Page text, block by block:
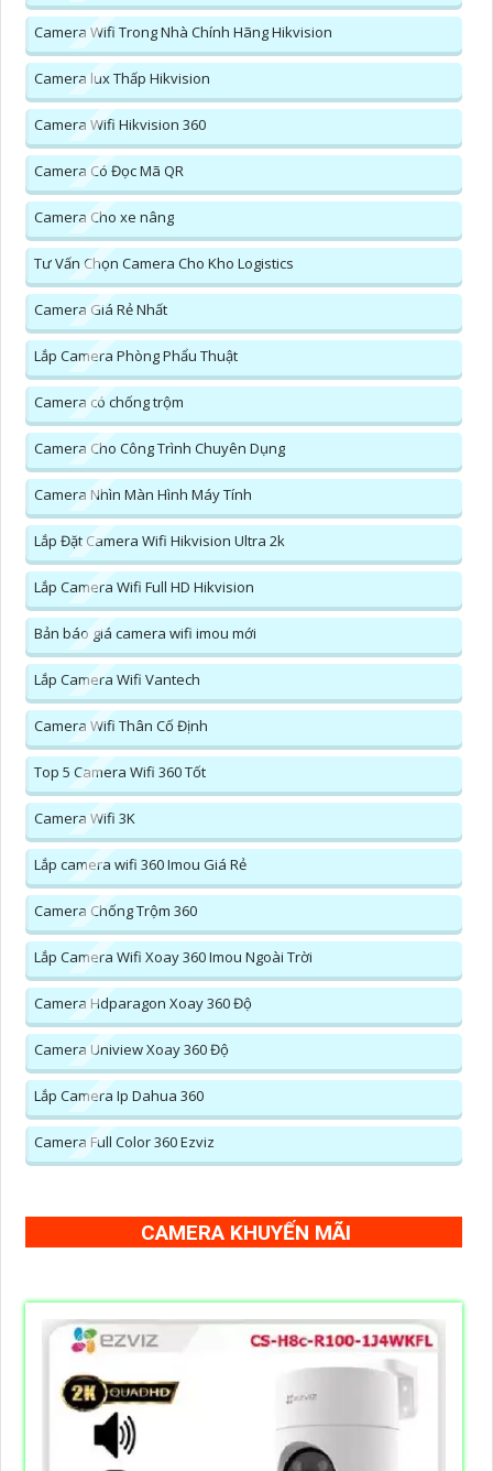
Camera Wifi Trong Nhà Chính Hãng Hikvision
Camera lux Thấp Hikvision
Camera Wifi Hikvision 360
Camera Có Đọc Mã QR
Camera Cho xe nâng
Tư Vấn Chọn Camera Cho Kho Logistics
Camera Giá Rẻ Nhất
Lắp Camera Phòng Phẩu Thuật
Camera có chống trộm
Camera Cho Công Trình Chuyên Dụng
Camera Nhìn Màn Hình Máy Tính
Lắp Đặt Camera Wifi Hikvision Ultra 2k
Lắp Camera Wifi Full HD Hikvision
Bản báo giá camera wifi imou mới
Lắp Camera Wifi Vantech
Camera Wifi Thân Cố Định
Top 5 Camera Wifi 360 Tốt
Camera Wifi 3K
Lắp camera wifi 360 Imou Giá Rẻ
Camera Chống Trộm 360
Lắp Camera Wifi Xoay 360 Imou Ngoài Trời
Camera Hdparagon Xoay 360 Độ
Camera Uniview Xoay 360 Độ
Lắp Camera Ip Dahua 360
Camera Full Color 360 Ezviz
CAMERA KHUYẾN MÃI